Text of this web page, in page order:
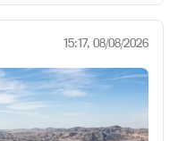
15:17, 08/08/2026